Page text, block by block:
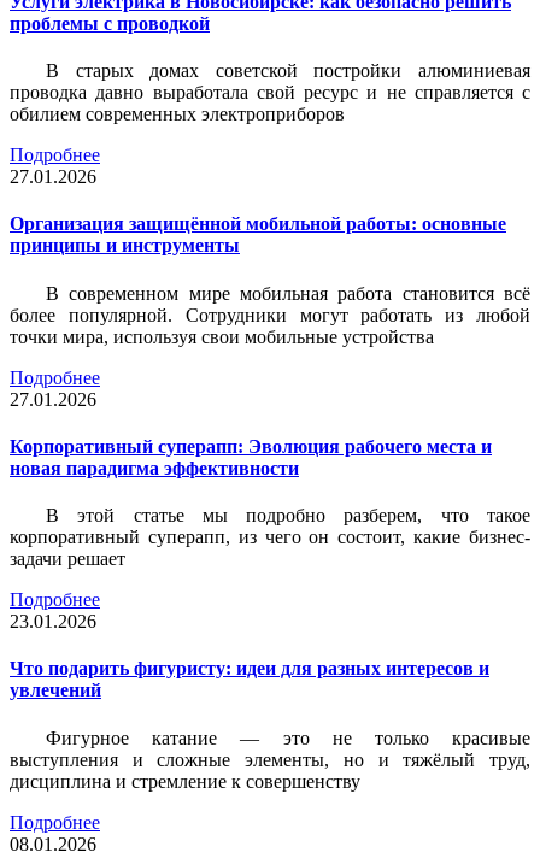
проблемы с проводкой
В старых домах советской постройки алюминиевая
проводка давно выработала свой ресурс и не справляется с
обилием современных электроприборов
Подробнее
27.01.2026
Организация защищённой мобильной работы: основные
принципы и инструменты
В современном мире мобильная работа становится всё
более популярной. Сотрудники могут работать из любой
точки мира, используя свои мобильные устройства
Подробнее
27.01.2026
Корпоративный суперапп: Эволюция рабочего места и
новая парадигма эффективности
В этой статье мы подробно разберем, что такое
корпоративный суперапп, из чего он состоит, какие бизнес-
задачи решает
Подробнее
23.01.2026
Что подарить фигуристу: идеи для разных интересов и
увлечений
Фигурное катание — это не только красивые
выступления и сложные элементы, но и тяжёлый труд,
дисциплина и стремление к совершенству
Подробнее
08.01.2026